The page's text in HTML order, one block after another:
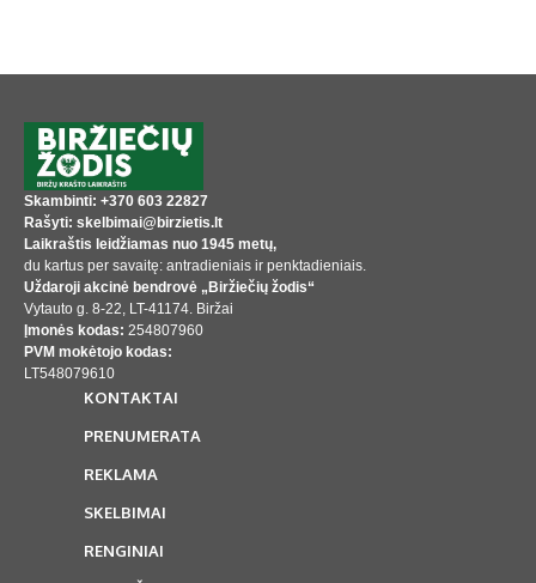
Skambinti: +370 603 22827
Rašyti: skelbimai@birzietis.lt
Laikraštis leidžiamas nuo 1945 metų,
du kartus per savaitę: antradieniais ir penktadieniais.
Uždaroji akcinė bendrovė „Biržiečių žodis“
Vytauto g. 8-22, LT-41174. Biržai
Įmonės kodas: 254807960
PVM mokėtojo kodas:
LT548079610
KONTAKTAI
PRENUMERATA
REKLAMA
SKELBIMAI
RENGINIAI